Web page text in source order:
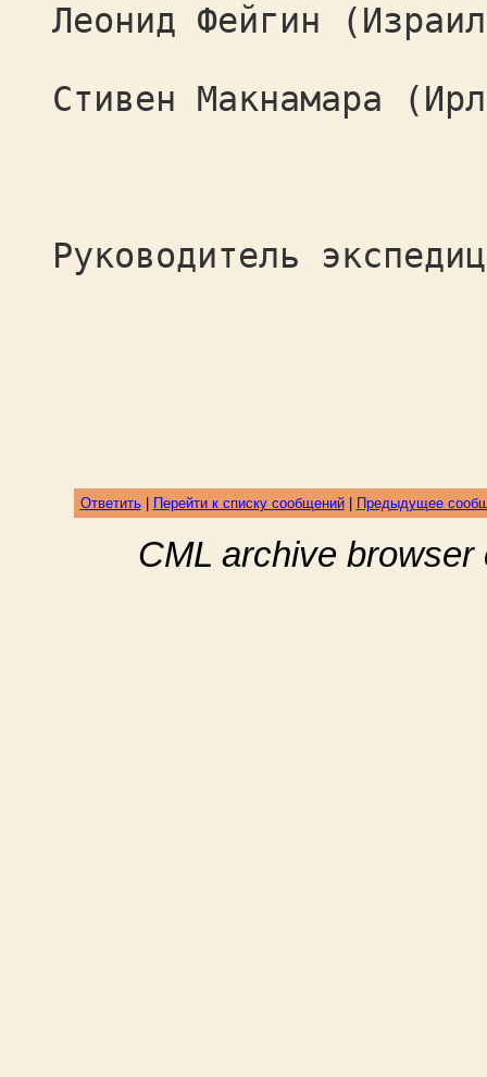
Леонид Фейгин
Стивен Макнамара
Руководитель
Ответить| Перейти к списку сообщений| Предыдущее
CML archive